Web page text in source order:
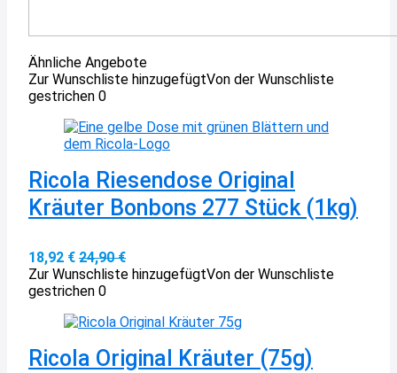
Ähnliche Angebote
Zur Wunschliste hinzugefügtVon der Wunschliste
gestrichen 0
Ricola Riesendose Original
Kräuter Bonbons 277 Stück (1kg)
18,92 € 24,90 €
Zur Wunschliste hinzugefügtVon der Wunschliste
gestrichen 0
Ricola Original Kräuter (75g)